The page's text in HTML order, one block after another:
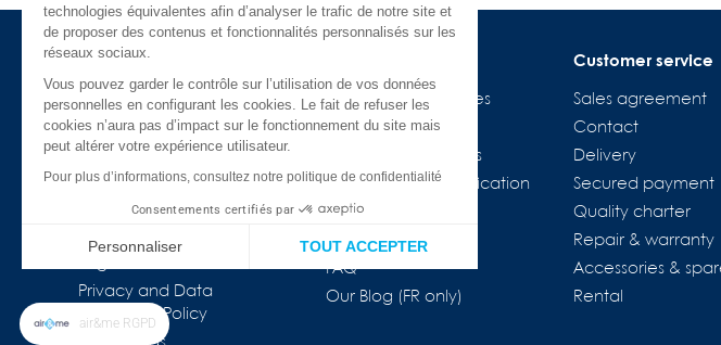
About Us
The company
air&me in the press
Our Distributors
Customer reviews
★★★★★
Privacy and Data
Protection Policy
Our indoor air guides
Glossary
Connected devices
COVID-19 & Air Purification
Prices drop
Best sales
FAQ
Our Blog (FR only)
Customer service
Sales agreement
Contact
Delivery
Secured payment
Quality charter
Repair & warranty
Accessories &
Rental
technologies équivalentes afin d’analyser le trafic de notre site et
de proposer des contenus et fonctionnalités personnalisés sur les
réseaux sociaux.
Vous pouvez garder le contrôle sur l’utilisation de vos données
personnelles en configurant les cookies. Le fait de refuser les
cookies n’aura pas d’impact sur le fonctionnement du site mais
peut altérer votre expérience utilisateur.
Pour plus d’informations, consultez notre politique de confidentialité
Consentements certifiés par
Personnaliser TOUT ACCEPTER
Axeptio consent
Plateforme de Gestion du Consentement : Personnalisez vos Options
Notre plateforme vous permet d'adapter et de gérer vos paramètres de confidentialité, en
air&me RGPD